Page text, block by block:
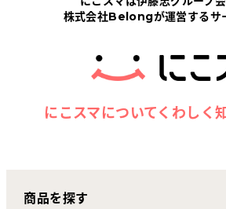
にこスマについて
サポートセンター
お客さまの声
にこスマ通信
株式会社Belongが運営するサ
にこスマについてくわしく
商品を探す